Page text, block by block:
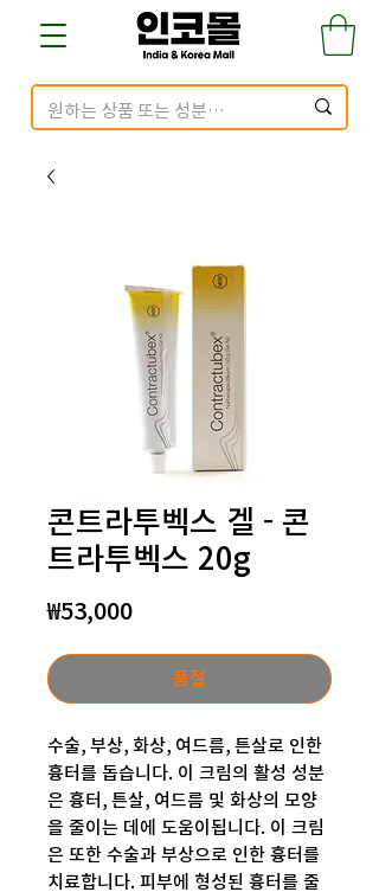
콘트라투벡스 겔 - 콘
트라투벡스 20g
₩53,000가
품절
수술, 부상, 화상, 여드름, 튼살로 인한
흉터를 돕습니다. 이 크림의 활성 성분
은 흉터, 튼살, 여드름 및 화상의 모양
을 줄이는 데에 도움이됩니다. 이 크림
은 또한 수술과 부상으로 인한 흉터를
치료합니다. 피부에 형성된 흉터를 줄